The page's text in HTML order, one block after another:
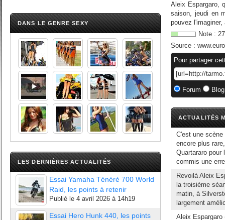
DANS LE GENRE SEXY
LES DERNIÈRES ACTUALITÉS
Essai Yamaha Ténéré 700 World
Raid, les points à retenir
Publié le 4 avril 2026 à 14h19
Essai Hero Hunk 440, les points
Aleix Espargaro,
saison, jeudi en
pouvez
Note : 27
Source :
Pour partager
Forum
ACTUALITÉS
C'est une
encore plus
Quartararo pour
commis une
Revoilà Aleix
la troisième
matin, à
largement
Aleix Espargaro